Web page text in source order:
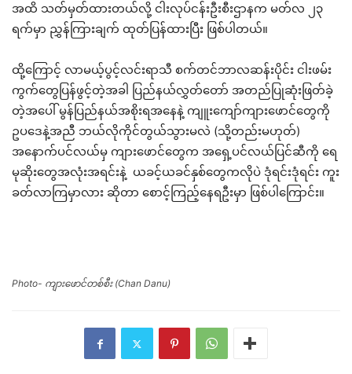
အထိ သတ်မှတ်ထားတယ်လို့ ငါးလုပ်ငန်းဦးစီးဌာနက မတ်လ ၂၃
ရက်မှာ ညွှန်ကြားချက် ထုတ်ပြန်ထားပြီး ဖြစ်ပါတယ်။
ထို့ကြောင့် လာမယ့်ပွင့်လင်းရာသီ စက်တင်ဘာလဆန်းပိုင်း ငါးဖမ်း
ကွက်တွေပြန်ဖွင့်တဲ့အခါ ပြည်နယ်လွှတ်တော် အတည်ပြုဆုံးဖြတ်ခဲ့
တဲ့အပေါ် မွန်ပြည်နယ်အစိုးရအနေနဲ့ ကျူးကျော်ကျားဖောင်တွေကို
ဥပဒေနဲ့အညီ ဘယ်လိုကိုင်တွယ်သွားမလဲ (သို့တည်းမဟုတ်)
အနောက်ပင်လယ်မှ ကျားဖောင်တွေက အရှေ့ပင်လယ်ပြင်ဆီကို ရေ
မုဆိုးတွေအလုံးအရင်းနဲ့ ယခင့်ယခင်နှစ်တွေကလိုပဲ ဒုံရင်းဒုံရင်း ကူး
ခတ်လာကြမှာလား ဆိုတာ စောင့်ကြည့်နေရဦးမှာ ဖြစ်ပါကြောင်း။
Photo- ကျားဖောင်တစ်စီး (Chan Danu)